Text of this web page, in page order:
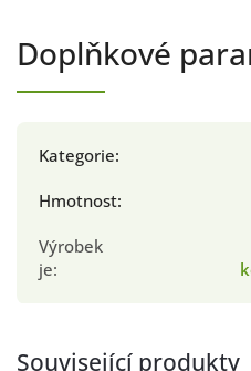
Doplňkové
Kategorie:
Hmotnost:
Výrobek
je:
Související produkty